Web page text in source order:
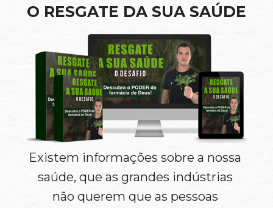
O RESGATE DA SUA SAÚDE
Existem informações sobre a nossa
saúde, que as grandes indústrias
não querem que as pessoas